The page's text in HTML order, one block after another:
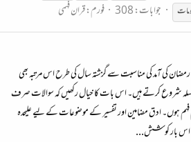
جوابات: 308 فورم:قران فہمی
رمضان کی آمد کی مناسبت سے گزشتہ سال کی طرح اس مرتبہ بھی
شروع کرتے ہیں۔ اس بات کا خیال رکھیں کہ سوالات صرف
ہوں۔ ادق مضامین اور تفسیر کے موضوعات کے لیے علیحدہ
اس بار کوشش...